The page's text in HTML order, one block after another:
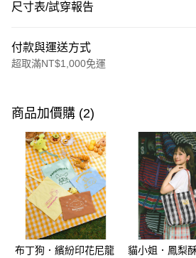
尺寸表/試穿報告
付款與運送方式
超取滿NT$1,000免運
信用卡一次付款
購物金
超商取貨付款
LINE Pay
街口支付
運送方式
商品加價購 (2)
布丁狗．繽紛印花尼龍
貓小姐．鳳梨